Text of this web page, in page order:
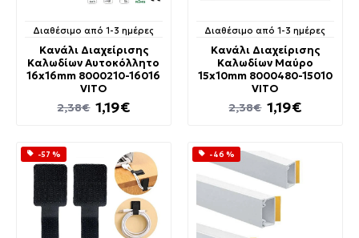
Διαθέσιμο από 1-3 ημέρες
Κανάλι Διαχείρισης
Καλωδίων Αυτοκόλλητο
16x16mm 8000210-16016
VITO
1,19€
2,38€
Διαθέσιμο από 1-3 ημέρες
Κανάλι Διαχείρισης
Καλωδίων Μαύρο
15x10mm 8000480-15010
VITO
1,19€
2,38€
-57 % -46 %